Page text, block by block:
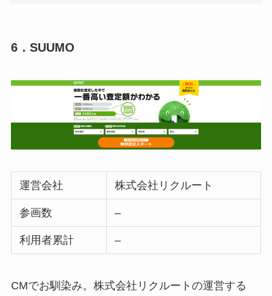
6．SUUMO
運営会社 株式会社リクルート
参画数 –
利用者累計 –
CMでお馴染み。株式会社リクルートの運営する